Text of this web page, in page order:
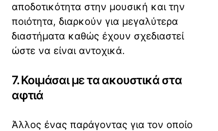
αποδοτικότητα στην μουσική και την
ποιότητα, διαρκούν για μεγαλύτερα
διαστήματα καθώς έχουν σχεδιαστεί
ώστε να είναι αντοχικά.
7. Κοιμάσαι με τα ακουστικά στα
αφτιά
Άλλος ένας παράγοντας για τον οποίο